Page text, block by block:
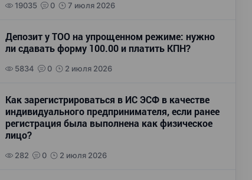
19035 0 7 июля 2026
Депозит у ТОО на упрощенном режиме: нужно
ли сдавать форму 100.00 и платить КПН?
5834 0 2 июля 2026
Как зарегистрироваться в ИС ЭСФ в качестве
индивидуального предпринимателя, если ранее
регистрация была выполнена как физическое
лицо?
282 0 2 июля 2026